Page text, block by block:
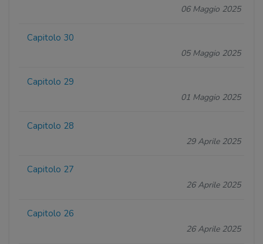
06 Maggio 2025
Capitolo 30
05 Maggio 2025
Capitolo 29
01 Maggio 2025
Capitolo 28
29 Aprile 2025
Capitolo 27
26 Aprile 2025
Capitolo 26
26 Aprile 2025